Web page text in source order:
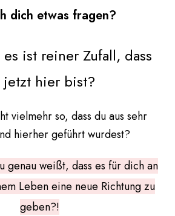
dich etwas fragen?
ist reiner Zufall, dass
jetzt hier bist?
vielmehr so, dass du aus sehr
hierher geführt wurdest?
genau weißt, dass es für dich an
Leben eine neue Richtung zu
geben?!